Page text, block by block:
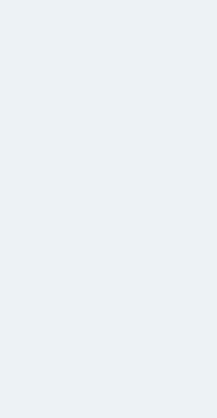
Шева- Диана